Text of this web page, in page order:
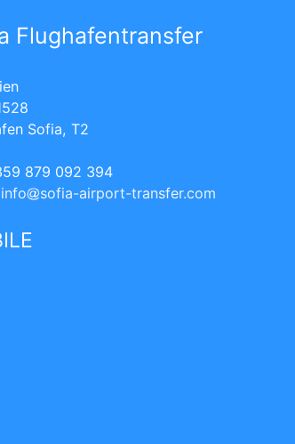
Flughafentransfer
Sofia, T2
879 092 394
info sofia-airport-transfer.com